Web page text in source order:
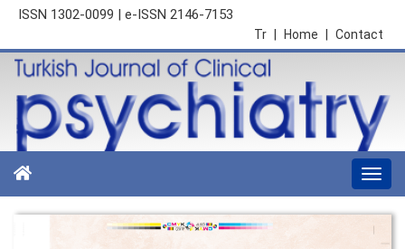
ISSN 1302-0099 | e-ISSN 2146-7153
Contact
Home
Tr